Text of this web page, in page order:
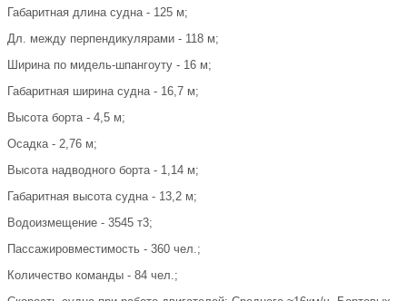
Габаритная длина судна - 125 м;
Дл. между перпендикулярами - 118 м;
Ширина по мидель-шпангоуту - 16 м;
Габаритная ширина судна - 16,7 м;
Высота борта - 4,5 м;
Осадка - 2,76 м;
Высота надводного борта - 1,14 м;
Габаритная высота судна - 13,2 м;
Водоизмещение - 3545 т3;
Пассажировместимость - 360 чел.;
Количество команды - 84 чел.;